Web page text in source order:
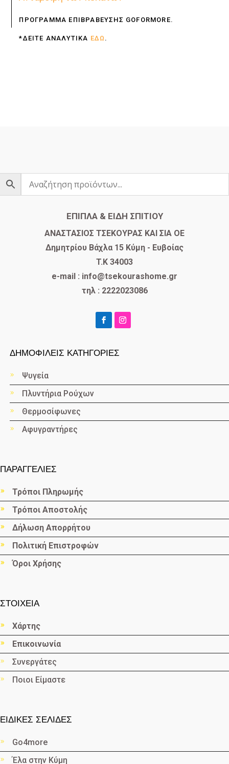
ΠΡΟΓΡΑΜΜΑ ΕΠΙΒΡΑΒΕΥΣΗΣ GOFORMORE.
*ΔΕΙΤΕ ΑΝΑΛΥΤΙΚΑ ΕΔΩ .
ΕΠΙΠΛΑ & ΕΙΔΗ ΣΠΙΤΙΟΥ
​ΑΝΑΣΤΑΣΙΟΣ ΤΣΕΚΟΥΡΑΣ ΚΑΙ ΣΙΑ ΟΕ
Δημητρίου Βάχλα 15 Κύμη - Ευβοίας
T.K 34003
e-mail : info@tsekourashome.gr
τηλ : 2222023086
ΔΗΜΟΦΙΛΕΙΣ ΚΑΤΗΓΟΡΙΕΣ
Ψυγεία
Πλυντήρια Ρούχων
Θερμοσίφωνες
Αφυγραντήρες
ΠΑΡΑΓΓΕΛΙΕΣ
Τρόποι Πληρωμής
Τρόποι Αποστολής
Δήλωση Απορρήτου
Πολιτική Επιστροφών
Όροι Χρήσης
ΣΤΟΙΧΕΙΑ
Χάρτης
Επικοινωνία
Συνεργάτες
Ποιοι Είμαστε
ΕΙΔΙΚΕΣ ΣΕΛΙΔΕΣ
Go4more
Έλα στην Κύμη